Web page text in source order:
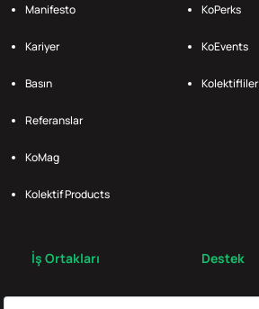
Manifesto
Kariyer
Basın
Referanslar
KoMag
Kolektif Products
KoPerks
KoEvents
Kolektifliler
İş Ortakları Destek